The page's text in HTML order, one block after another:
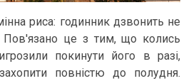
риса: годинник дзвонить не
Пов'язано це з тим, що колись
покинути його в разі,
повністю до полудня.